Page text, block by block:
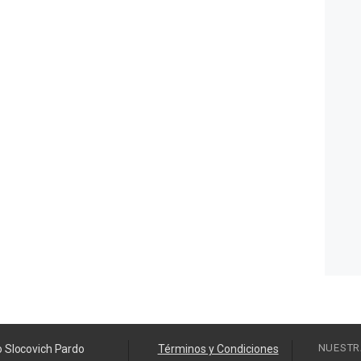
Slocovich Pardo Términos y Condiciones